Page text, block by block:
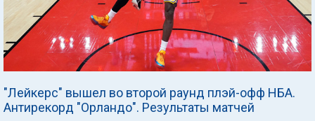
"Лейкерс" вышел во второй раунд плэй-офф НБА.
Антирекорд "Орландо". Результаты матчей